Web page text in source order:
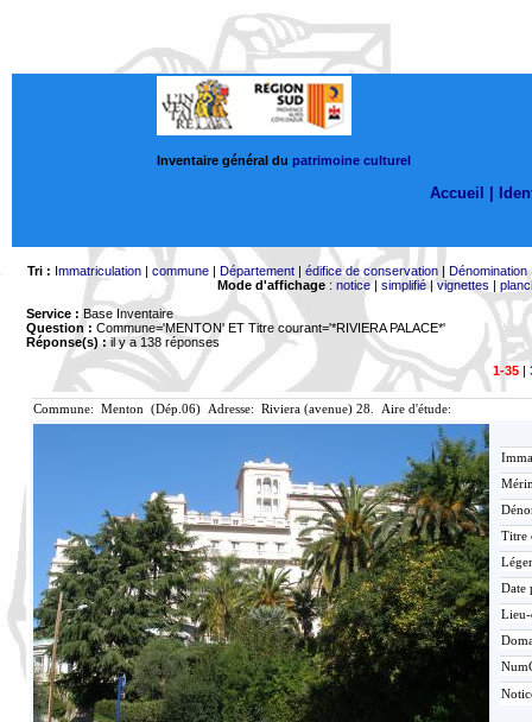
Inventaire général du patrimoine culturel
Accueil |
Tri : Immatriculation| commune| Département| édifice de conservation| Dénomination
Mode d'affichage: notice| simplifié|vignettes |
Service : Base Inventaire
Question : Commune='MENTON' ET Titre courant='*RIVIERA PALACE*'
Réponse(s) :il y a 138 réponses
1-35|
Commune: Menton (Dép.06) Adresse: Riviera (avenue) 28. Aire d'étude:
Titre
Date